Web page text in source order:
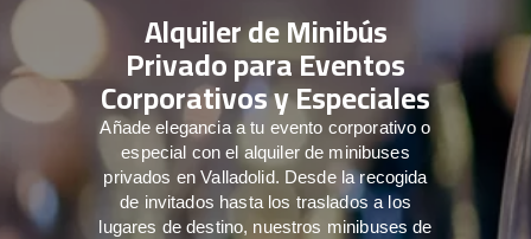
Alquiler de Minibús
Privado para Eventos
Corporativos y Especiales
Añade elegancia a tu evento corporativo o
especial con el alquiler de minibuses
privados en Valladolid. Desde la recogida
de invitados hasta los traslados a los
lugares de destino, nuestros minibuses de